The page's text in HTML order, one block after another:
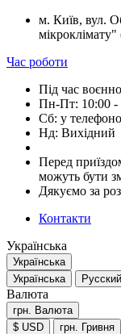
м. Київ, вул.
мікроклімату"
Час роботи
Під час
Пн-Пт: 10:00 -
Сб: у
Нд: Вихідний
Перед
можуть бути
Дякуємо за
Контакти
Українська
Українська
Українська
Русский
Валюта
грн. Валюта
$ USD
грн. Гривня